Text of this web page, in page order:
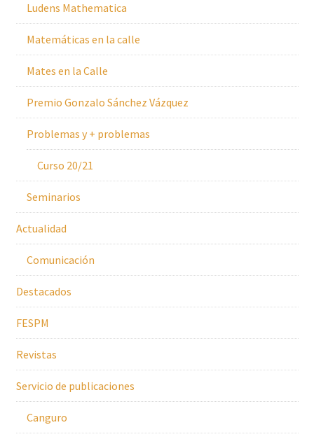
Ludens Mathematica
Matemáticas en la calle
Mates en la Calle
Premio Gonzalo Sánchez Vázquez
Problemas y + problemas
Curso 20/21
Seminarios
Actualidad
Comunicación
Destacados
FESPM
Revistas
Servicio de publicaciones
Canguro